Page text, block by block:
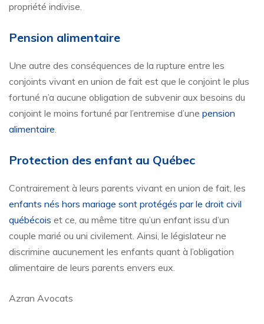
propriété indivise.
Pension alimentaire
Une autre des conséquences de la rupture entre les
conjoints vivant en union de fait est que le conjoint le plus
fortuné n’a aucune obligation de subvenir aux besoins du
conjoint le moins fortuné par l’entremise d’une pension
alimentaire.
Protection des enfant au Québec
Contrairement à leurs parents vivant en union de fait, les
enfants nés hors mariage sont protégés par le droit civil
québécois et ce, au même titre qu’un enfant issu d’un
couple marié ou uni civilement. Ainsi, le législateur ne
discrimine aucunement les enfants quant à l’obligation
alimentaire de leurs parents envers eux.
Azran Avocats